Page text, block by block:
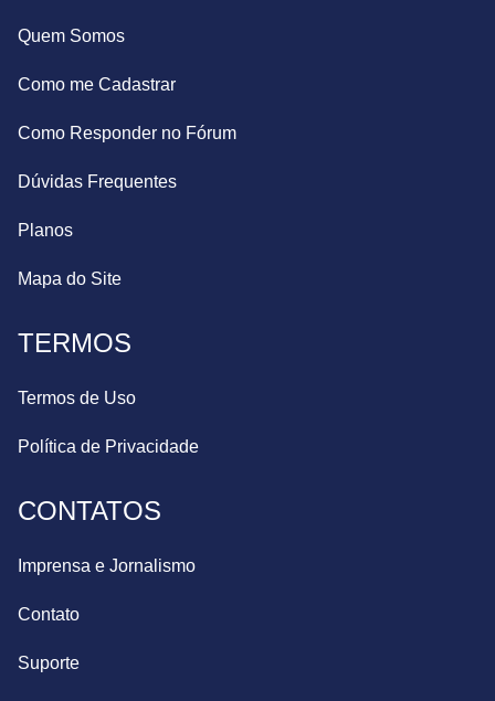
Quem Somos
Como me Cadastrar
Como Responder no Fórum
Dúvidas Frequentes
Planos
Mapa do Site
TERMOS
Termos de Uso
Política de Privacidade
CONTATOS
Imprensa e Jornalismo
Contato
Suporte